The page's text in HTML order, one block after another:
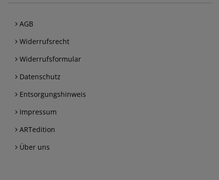
AGB
Widerrufsrecht
Widerrufsformular
Datenschutz
Entsorgungshinweis
Impressum
ARTedition
Über uns